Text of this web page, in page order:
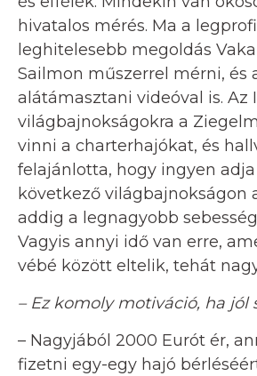
hivatalos mérés. Ma a
leghitelesebb megoldás
Sailmon műszerrel mérni, és
alátámasztani videóval is. Az
világbajnokságokra a
vinni a charterhajókat, és
felajánlotta, hogy ingyen
következő világbajnokságon
addig a legnagyobb
Vagyis annyi idő van erre,
vébé között eltelik, tehát
– Ez komoly motiváció, ha jól
– Nagyjából 2000 Eurót ér,
fizetni egy-egy hajó